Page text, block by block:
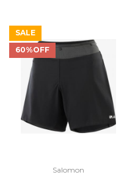
SALE
60%OFF
Salomon